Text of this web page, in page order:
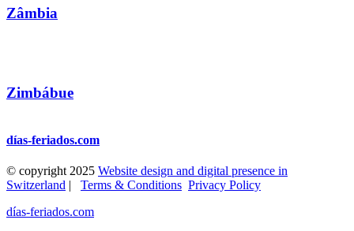
Zâmbia
Zimbábue
días-feriados.com
© copyright 2025 Website design and digital presence in
Switzerland | Terms & Conditions Privacy Policy
días-feriados.com